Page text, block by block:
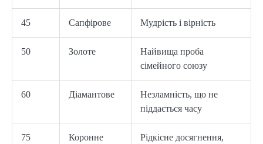
45 Сапфірове Мудрість і вірність
50 Золоте
Найвища проба
сімейного союзу
60 Діамантове
Незламність, що не
піддається часу
75 Коронне
Рідкісне досягнення,